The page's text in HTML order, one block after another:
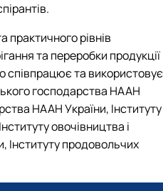
практичного рівнів
та переробки продукції
співпрацює та використовує
господарства НААН
НААН України, Інституту
овочівництва і
продовольчих